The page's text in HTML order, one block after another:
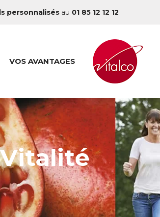
personnalisés au 01 85 12 12 12
VOS AVANTAGES